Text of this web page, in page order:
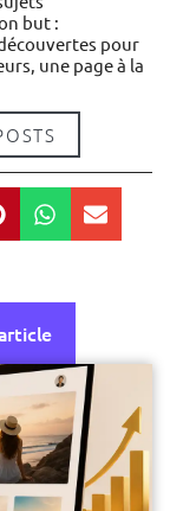
but :
pour
une page à la